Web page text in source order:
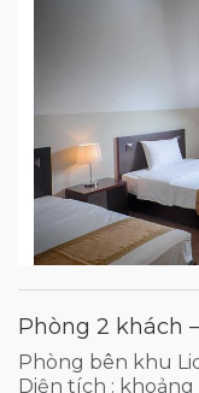
Phòng 2 khách
Phòng bên khu
Diện tích : khoảng